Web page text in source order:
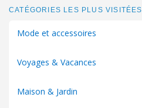
CATÉGORIES LES PLUS VISITÉES
Mode et accessoires
Voyages & Vacances
Maison & Jardin